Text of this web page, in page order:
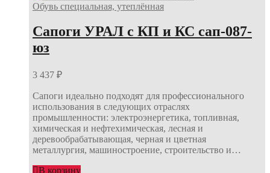
Обувь специальная, утеплённая
Сапоги УРАЛ с КП и КС сап-087-
юз
3 437 ₽
Сапоги идеально подходят для профессионального
использования в следующих отраслях
промышленности: электроэнергетика, топливная,
химическая и нефтехимическая, лесная и
деревообрабатывающая, черная и цветная
металлургия, машиностроение, строительство и…
В корзину